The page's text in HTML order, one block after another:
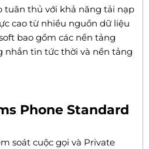
tuân thủ với khả năng tải nạp
cao từ nhiều nguồn dữ liệu
bao gồm các nền tảng
nhắn tin tức thời và nền tảng
Phone Standard
soát cuộc gọi và Private